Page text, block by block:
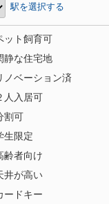
駅を選択する
ット飼育可
静な住宅地
ノベーション済
人入居可
割可
生限定
齢者向け
井が高い
ードキー